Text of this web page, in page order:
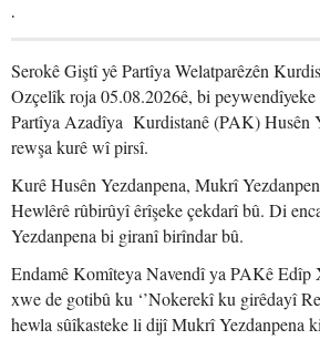
.
Serokê Giştî yê Partîya Welatparêzên
Ozçelîk roja 05.08.2026ê, bi
Partîya Azadîya Kurdistanê (PAK) Husên
rewşa kurê wî pirsî.
Kurê Husên Yezdanpena, Mukrî
Hewlêrê rûbirûyî êrîşeke çekdarî bû. Di
Yezdanpena bi giranî birîndar bû.
Endamê Komîteya Navendî ya PAKê Edîp
xwe de gotibû ku ‘’Nokerekî ku girêdayî
hewla sûîkasteke li dijî Mukrî Yezdanpena